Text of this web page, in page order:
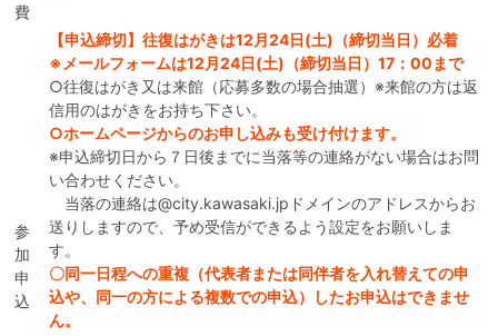
費
参
加
申
込
【申込締切】往復はがきは12月24日(土)（締切当日）必着
※メールフォームは12月24日(土)（締切当日）17：00まで
○往復はがき又は来館（応募多数の場合抽選）※来館の方は返
信用のはがきをお持ち下さい。
○ホームページからのお申し込みも受け付けます。
※申込締切日から７日後までに当落等の連絡がない場合はお問
い合わせください。
当落の連絡は@city.kawasaki.jpドメインのアドレスからお
送りしますので、予め受信ができるよう設定をお願いしま
す。
〇同一日程への重複（代表者または同伴者を入れ替えての申
込や、同一の方による複数での申込）したお申込はできませ
ん。